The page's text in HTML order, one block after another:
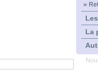
»
La